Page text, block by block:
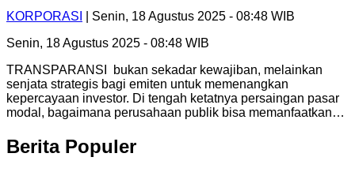
KORPORASI
| Senin, 18 Agustus 2025 - 08:48 WIB
Senin, 18 Agustus 2025 - 08:48 WIB
TRANSPARANSI bukan sekadar kewajiban, melainkan
senjata strategis bagi emiten untuk memenangkan
kepercayaan investor. Di tengah ketatnya persaingan pasar
modal, bagaimana perusahaan publik bisa memanfaatkan…
Berita Populer